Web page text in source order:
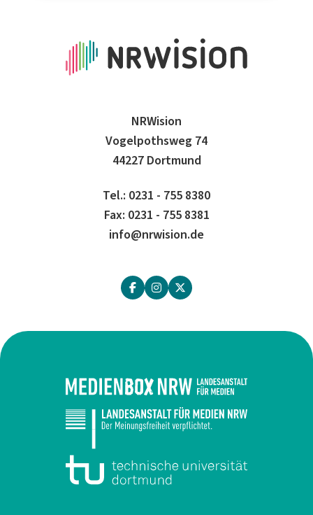
NRWision
Vogelpothsweg 74
44227 Dortmund
Tel.: 0231 - 755 8380
Fax: 0231 - 755 8381
info@nrwision.de